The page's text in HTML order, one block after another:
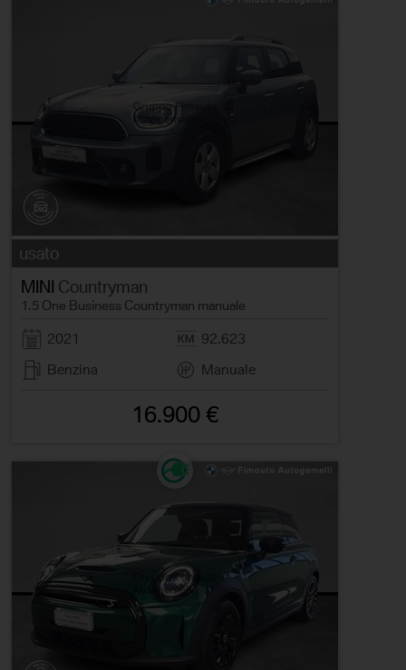
usato
MINI Countryman
1.5 One Business Countryman manuale
2021
92.623
Benzina
Manuale
16.900 €